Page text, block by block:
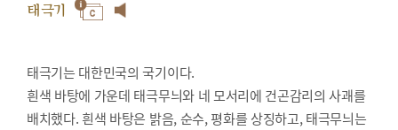
태극기
태극기는 대한민국의 국기이다.
흰색 바탕에 가운데 태극무늬와 네 모서리에 건곤감리의 사괘를
배치했다. 흰색 바탕은 밝음, 순수, 평화를 상징하고, 태극무늬는